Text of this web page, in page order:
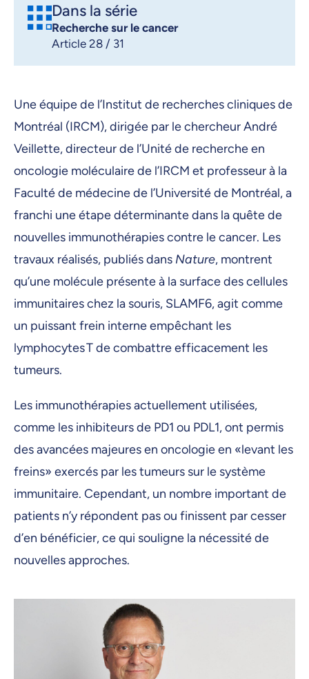
Dans la série
Recherche sur le cancer
Article 28 / 31
Une équipe de l’Institut de recherches cliniques de
Montréal (IRCM), dirigée par le chercheur André
Veillette, directeur de l’Unité de recherche en
oncologie moléculaire de l’IRCM et professeur à la
Faculté de médecine de l’Université de Montréal, a
franchi une étape déterminante dans la quête de
nouvelles immunothérapies contre le cancer. Les
travaux réalisés, publiés dans Nature, montrent
qu’une molécule présente à la surface des cellules
immunitaires chez la souris, SLAMF6, agit comme
un puissant frein interne empêchant les
lymphocytes T de combattre efficacement les
tumeurs.
Les immunothérapies actuellement utilisées,
comme les inhibiteurs de PD1 ou PDL1, ont permis
des avancées majeures en oncologie en «levant les
freins» exercés par les tumeurs sur le système
immunitaire. Cependant, un nombre important de
patients n’y répondent pas ou finissent par cesser
d’en bénéficier, ce qui souligne la nécessité de
nouvelles approches.